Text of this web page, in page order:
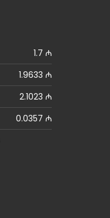
1.7 ₼
1.9633 ₼
2.1023 ₼
0.0357 ₼